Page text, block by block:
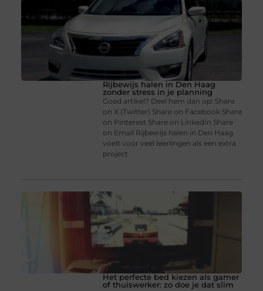
Rijbewijs halen in Den Haag
zonder stress in je planning
Goed artikel? Deel hem dan op: Share
on X (Twitter) Share on Facebook Share
on Pinterest Share on LinkedIn Share
on Email Rijbewijs halen in Den Haag
voelt voor veel leerlingen als een extra
project
Het perfecte bed kiezen als gamer
of thuiswerker: zo doe je dat slim